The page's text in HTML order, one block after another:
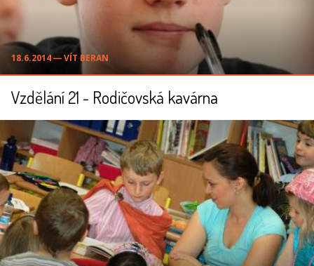
18.6.2014 ― VÍT BERAN
Vzdělání 21 - Rodičovská kavárna